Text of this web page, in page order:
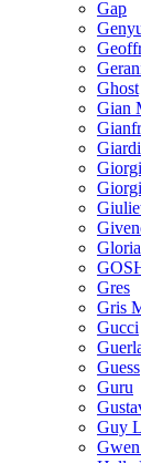
Gap
Ghost
Gian
Gres
Gris
Gucci
Guess
Guru
Guy